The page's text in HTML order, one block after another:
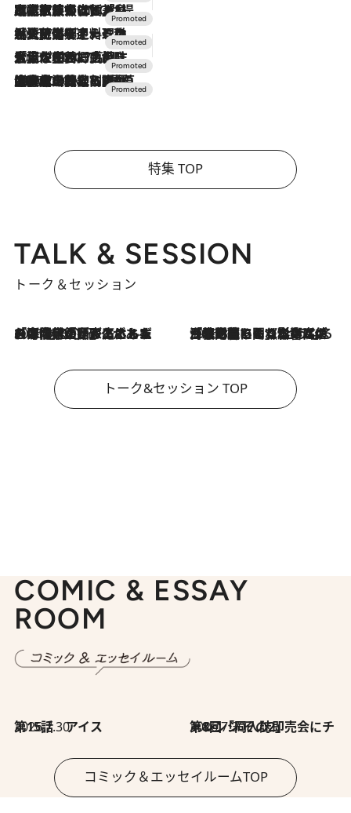
2026.7.31
【ホテル帰省】という選択肢をOMOが提案。家族とほどよい距離を保つには「昼は実家、夜は気兼ねなくホテルで！」
2026.7.24
【夏限定ディナーコース】旬を迎える稚鮎や花ズッキーニなどをイタリア・トスカーナの郷土料理の手法で満喫！
2026.7.17
「土佐和ハーブかき氷」がOMO7高知に登場！生姜、山椒、大葉など目にも舌にも涼を呼ぶ郷土の味
2026.7.10
NEW OPEN！【界 草津】名湯の地に誕生。趣の異なる2種の温泉と上州ならではの会席・蕎麦割烹など美食を味わう究極の癒やし旅
特集 TOP
TALK & SESSION
トーク＆セッション
2026.8.3
「今後値上げがあるとすれば…」「リスクがあるのは今年の冬」エネルギー専門家が語る、ホルムズ海峡封鎖が家庭にもたらす“ある心配” 2026.8.3
「住宅建てられない…」「サーチャージ料の高値が続いている」ホルムズ海峡封鎖による影響はいつまで続く？《エネルギー専門家に聞く“どうなる日本の暮らし”》
トーク&セッション TOP
COMIC & ESSAY
ROOM
2026.7.30
第15話 アイス 2026.7.30
第8回「同人誌即売会にチャレンジ その2」
コミック＆エッセイルームTOP